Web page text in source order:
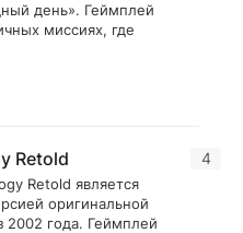
день». Геймплей
миссиях, где
4
Retold
Retold является
оригинальной
2002 года. Геймплей